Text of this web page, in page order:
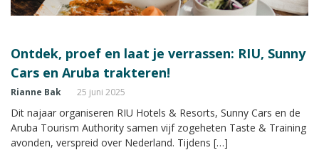
Ontdek, proef en laat je verrassen: RIU, Sunny
Cars en Aruba trakteren!
Rianne Bak 25 juni 2025
Dit najaar organiseren RIU Hotels & Resorts, Sunny Cars en de
Aruba Tourism Authority samen vijf zogeheten Taste & Training
avonden, verspreid over Nederland. Tijdens […]